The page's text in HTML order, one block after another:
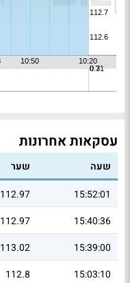
עסקאות אחרונות
שעה שער
15:52:01
112.97
15:40:36
112.97
15:39:00
113.02
15:03:10
112.8